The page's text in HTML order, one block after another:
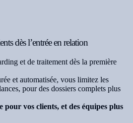
dès l’entrée en relation
et de traitement dès la première
et automatisée, vous limitez les
pour des dossiers complets plus
pour vos clients, et des équipes plus